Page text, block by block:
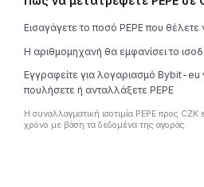
Εισαγάγετε το ποσό PEPE που θέλετε
Η αριθμομηχανή θα εμφανίσει το
Εγγραφείτε για λογαριασμό Bybit-eu
πουλήσετε ή ανταλλάξετε PEPE
Η συναλλαγματική ισοτιμία PEPE προς
χρόνο με βάση τα δεδομένα της αγοράς.